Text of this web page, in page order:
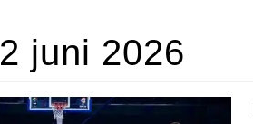
2 juni 2026